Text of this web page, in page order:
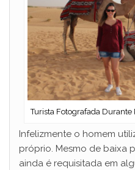
Turista Fotografada Durante
Infelizmente o homem
próprio. Mesmo de baixa
ainda é requisitada em